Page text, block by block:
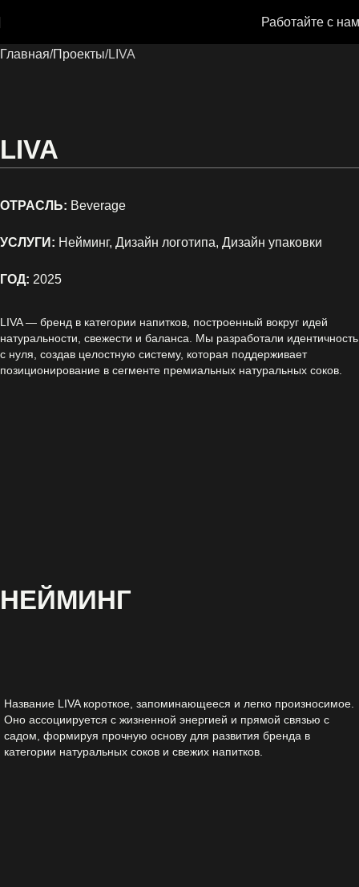
Работайте с
Главная Проекты LIVA
LIVA
ОТРАСЛЬ: Beverage
УСЛУГИ: Нейминг, Дизайн логотипа, Дизайн упаковки
ГОД: 2025
LIVA — бренд в категории напитков, построенный вокруг идей
натуральности, свежести и баланса. Мы разработали идентичность
с нуля, создав целостную систему, которая поддерживает
позиционирование в сегменте премиальных натуральных соков.
НЕЙМИНГ
Название LIVA короткое, запоминающееся и легко произносимое.
Оно ассоциируется с жизненной энергией и прямой связью с
садом, формируя прочную основу для развития бренда в
категории натуральных соков и свежих напитков.